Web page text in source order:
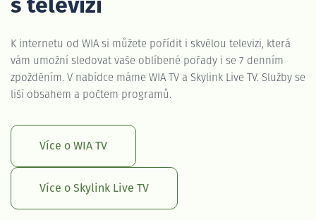
s televizí
K internetu od WIA si můžete pořídit i skvělou televizi, která
vám umožní sledovat vaše oblíbené pořady i se 7 denním
zpožděním. V nabídce máme WIA TV a Skylink Live TV. Služby se
liší obsahem a počtem programů.
Více o WIA TV
Více o Skylink Live TV